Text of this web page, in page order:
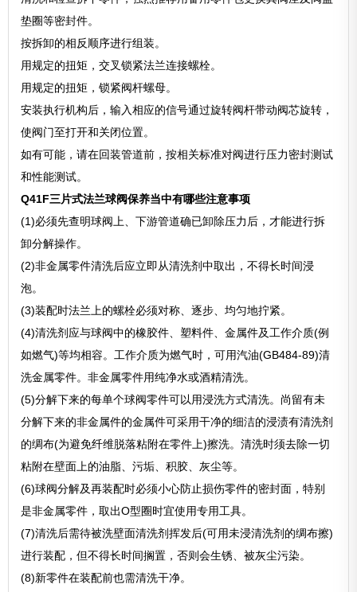
垫圈等密封件。
按拆卸的相反顺序进行组装。
用规定的扭矩，交叉锁紧法兰连接螺栓。
用规定的扭矩，锁紧阀杆螺母。
安装执行机构后，输入相应的信号通过旋转阀杆带动阀芯旋转，
使阀门至打开和关闭位置。
如有可能，请在回装管道前，按相关标准对阀进行压力密封测试
和性能测试。
Q41F三片式法兰球阀保养当中有哪些注意事项
(1)必须先查明球阀上、下游管道确已卸除压力后，才能进行拆
卸分解操作。
(2)非金属零件清洗后应立即从清洗剂中取出，不得长时间浸
泡。
(3)装配时法兰上的螺栓必须对称、逐步、均匀地拧紧。
(4)清洗剂应与球阀中的橡胶件、塑料件、金属件及工作介质(例
如燃气)等均相容。工作介质为燃气时，可用汽油(GB484-89)清
洗金属零件。非金属零件用纯净水或酒精清洗。
(5)分解下来的每单个球阀零件可以用浸洗方式清洗。尚留有未
分解下来的非金属件的金属件可采用干净的细洁的浸渍有清洗剂
的绸布(为避免纤维脱落粘附在零件上)擦洗。清洗时须去除一切
粘附在壁面上的油脂、污垢、积胶、灰尘等。
(6)球阀分解及再装配时必须小心防止损伤零件的密封面，特别
是非金属零件，取出O型圈时宜使用专用工具。
(7)清洗后需待被洗壁面清洗剂挥发后(可用未浸清洗剂的绸布擦)
进行装配，但不得长时间搁置，否则会生锈、被灰尘污染。
(8)新零件在装配前也需清洗干净。